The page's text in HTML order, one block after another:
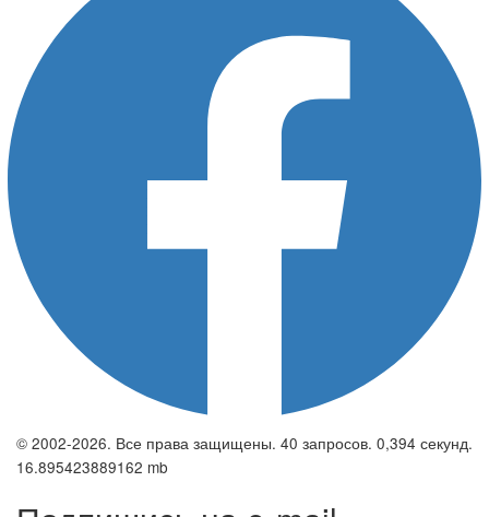
© 2002-2026. Все права защищены. 40 запросов. 0,394 секунд.
16.895423889162 mb